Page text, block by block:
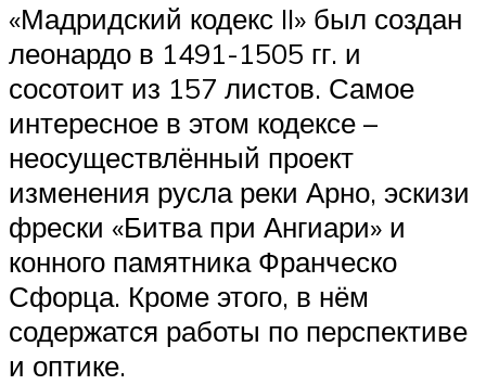
«Мадридский кодекс II» был создан
леонардо в 1491-1505 гг. и
сосотоит из 157 листов. Самое
интересное в этом кодексе –
неосуществлённый проект
изменения русла реки Арно, эскизи
фрески «Битва при Ангиари» и
конного памятника Франческо
Сфорца. Кроме этого, в нём
содержатся работы по перспективе
и оптике.